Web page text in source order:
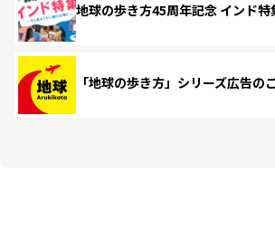
地球の歩き方45周年記念 インド特
「地球の歩き方」シリーズ広告の